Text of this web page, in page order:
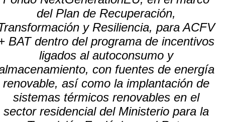
del Plan de Recuperación,
y Resiliencia, para ACFV
BAT dentro del programa de incentivos
ligados al autoconsumo y
con fuentes de energía
renovable, así como la implantación de
sistemas térmicos renovables en el
sector residencial del Ministerio para la